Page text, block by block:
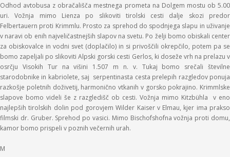
Odhod avtobusa z obračališča mestnega prometa na Dolgem mostu ob 5.00
uri. Vožnja mimo Lienza po slikoviti tirolski cesti dalje skozi predor
Felbertauern proti Krimmlu. Prosto za sprehod do spodnjega slapu in uživanje
v naravi ob enih najveličastnejših slapov na svetu. Po želji bomo obiskali center
za obiskovalce in vodni svet (doplačilo) in si privoščili okrepčilo, potem pa se
bomo zapeljali po slikoviti Alpski gorski cesti Gerlos, ki doseže vrh na prelazu v
osrčju Visokih Tur na višini 1.507 m n. v. Tukaj bomo srečali številne
starodobnike in kabriolete, saj serpentinasta cesta prelepih razgledov ponuja
razkošje poletnih doživetij, harmonično vtkanih v gorsko pokrajino. Krimmlske
slapove bomo videli še z razgledišč ob cesti. Vožnja mimo Kitzbühla v eno
najlepših tirolskih dolin pod gorovjem Wilder Kaiser v Elmau, kjer ima prakso
filmski dr. Gruber. Sprehod po vasici. Mimo Bischofshofna vožnja proti domu,
kamor bomo prispeli v poznih večernih urah.
M